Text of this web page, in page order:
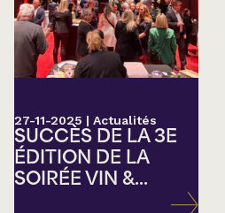
27-11-2025 | Actualités
SUCCÈS DE LA 3E
ÉDITION DE LA
SOIRÉE VIN &...